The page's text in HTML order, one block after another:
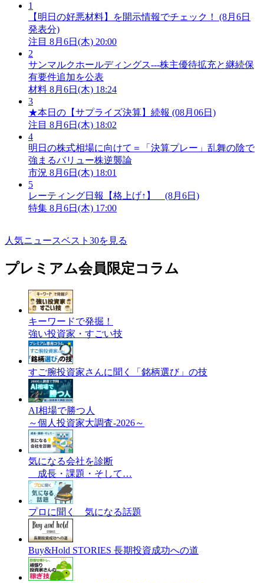
1
【明日の好悪材料】を開示情報でチェック！ (8月6日
発表分)
注目 8月6日(木) 20:00
2
サンマルクホールディングス---株主優待拡充と継続保
有要件追加を公表
材料 8月6日(木) 18:24
3
★本日の【サプライズ決算】続報 (08月06日)
注目 8月6日(木) 18:02
4
明日の株式相場に向けて＝「決算プレー」乱舞の陰で
強まるバリュー株逆襲論
市況 8月6日(木) 18:01
5
レーティング日報【格上げ↑】 (8月6日)
特集 8月6日(木) 17:00
人気ニュースベスト30を見る
プレミアム会員限定コラム
キーワードで発掘！
強い投資家・すごい技
すご腕投資家さんに聞く「銘柄選び」の技
AI相場で勝つ人
～個人投資家大調査-2026～
気になる会社を診断
成長・課題・そして…
プロに聞く 気になる話題
Buy&Hold STORIES 長期投資成功への道